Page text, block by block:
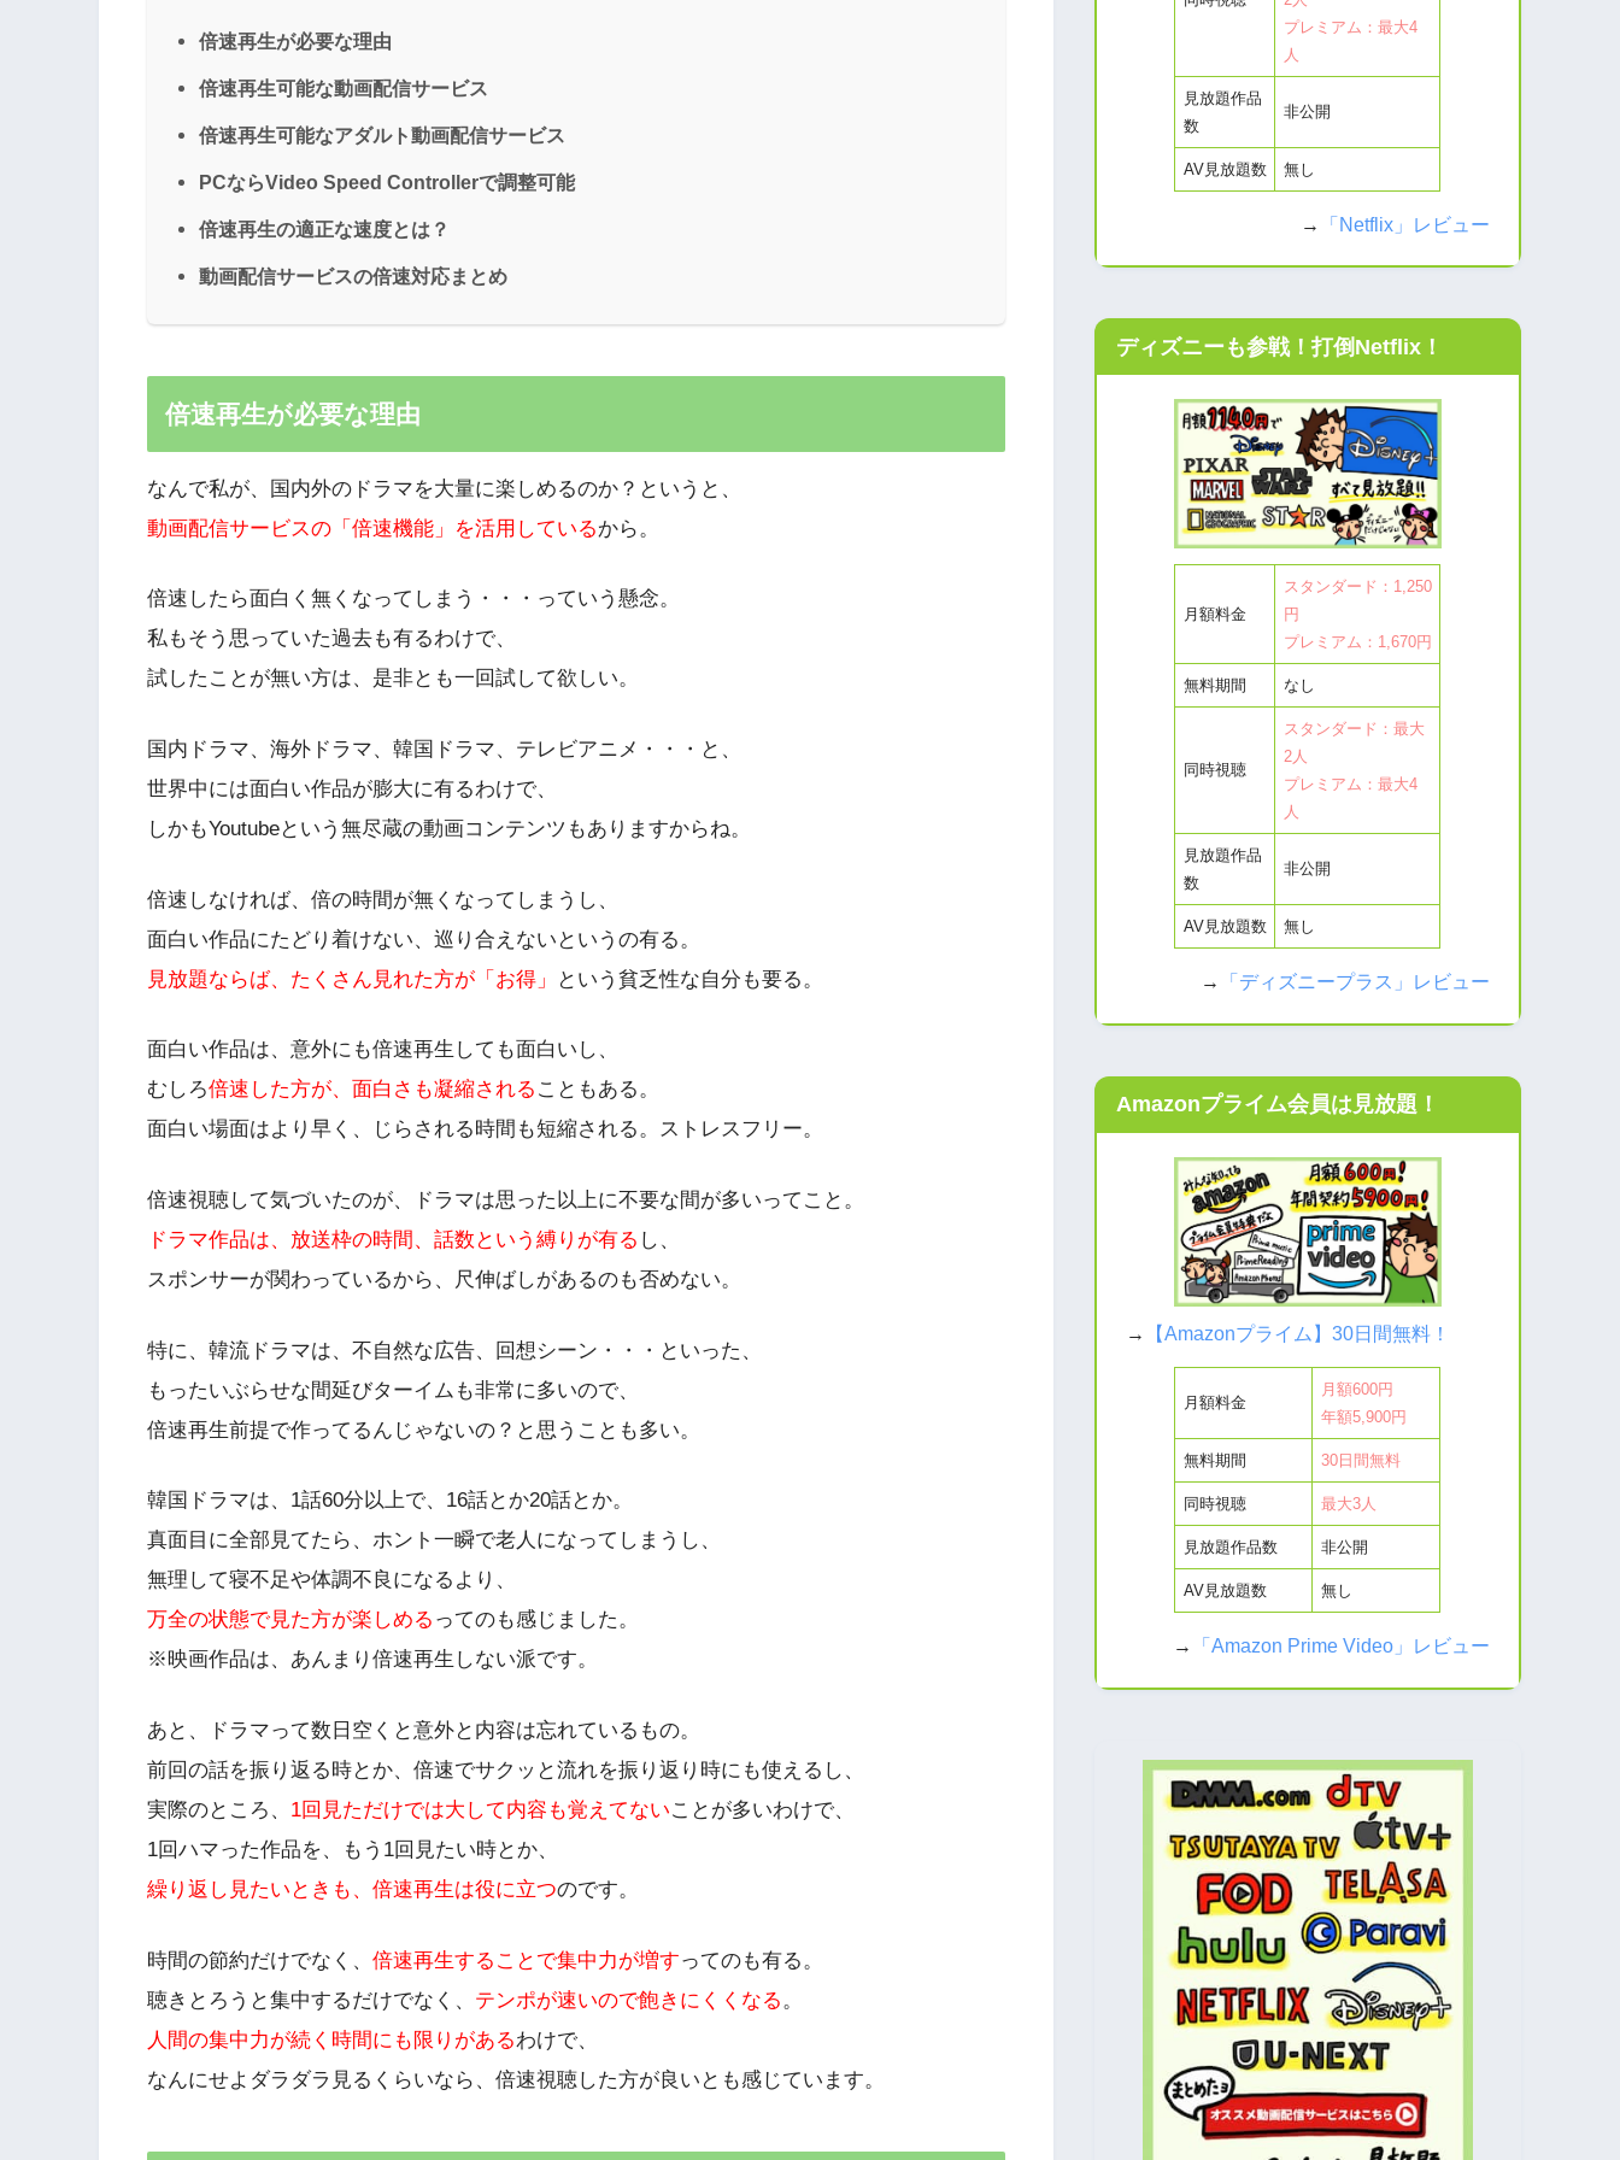
倍速再生が必要な理由
倍速再生可能な動画配信サービス
倍速再生可能なアダルト動画配信サービス
PCならVideo Speed Controllerで調整可能
倍速再生の適正な速度とは？
動画配信サービスの倍速対応まとめ
倍速再生が必要な理由
なんで私が、国内外のドラマを大量に楽しめるのか？というと、
動画配信サービスの「倍速機能」を活用しているから。
倍速したら面白く無くなってしまう・・・っていう懸念。
私もそう思っていた過去も有るわけで、
試したことが無い方は、是非とも一回試して欲しい。
国内ドラマ、海外ドラマ、韓国ドラマ、テレビアニメ・・・と、
世界中には面白い作品が膨大に有るわけで、
しかもYoutubeという無尽蔵の動画コンテンツもありますからね。
倍速しなければ、倍の時間が無くなってしまうし、
面白い作品にたどり着けない、巡り合えないというの有る。
見放題ならば、たくさん見れた方が「お得」
という貧乏性な自分も要る。
面白い作品は、意外にも倍速再生しても面白いし、
むしろ倍速した方が、面白さも凝縮される こともある。
面白い場面はより早く、じらされる時間も短縮される。ストレスフリー。
倍速視聴して気づいたのが、ドラマは思った以上に不要な間が多いってこと。
ドラマ作品は、放送枠の時間、話数という縛りが有る し、
スポンサーが関わっているから、尺伸ばしがあるのも否めない。
特に、韓流ドラマは、不自然な広告、回想シーン・・・といった、
もったいぶらせな間延びターイムも非常に多いので、
倍速再生前提で作ってるんじゃないの？と思うことも多い。
韓国ドラマは、1話60分以上で、16話とか20話とか。
真面目に全部見てたら、ホント一瞬で老人になってしまうし、
無理して寝不足や体調不良になるより、
万全の状態で見た方が楽しめる ってのも感じました。
※映画作品は、あんまり倍速再生しない派です。
あと、ドラマって数日空くと意外と内容は忘れているもの。
前回の話を振り返る時とか、倍速でサクッと流れを振り返り時にも使えるし、
実際のところ、 1回見ただけでは大して内容も覚えてないことが多いわけで、
1回ハマった作品を、もう1回見たい時とか、
繰り返し見たいときも、倍速再生は役に立つのです。
時間の節約だけでなく、 倍速再生することで集中力が増すってのも有る。
聴きとろうと集中するだけでなく、 テンポが速いので飽きにくくなる。
人間の集中力が続く時間にも限りがあるわけで、
なんにせよダラダラ見るくらいなら、倍速視聴した方が良いとも感じています。
プレミアム：最大4
人
見放題作品
数
非公開
AV見放題数 無し
→ 「Netflix」レビュー
ディズニーも参戦！打倒Netflix！
月額料金
スタンダード：1,250
円
プレミアム：1,670円
無料期間 なし
同時視聴
スタンダード：最大
2人
プレミアム：最大4
人
見放題作品
数
非公開
AV見放題数 無し
→ 「ディズニープラス」レビュー
Amazonプライム会員は見放題！
→ 【Amazonプライム】30日間無料！
月額料金
月額600円
年額5,900円
無料期間 30日間無料
同時視聴 最大3人
見放題作品数 非公開
AV見放題数 無し
→ 「Amazon Prime Video」レビュー